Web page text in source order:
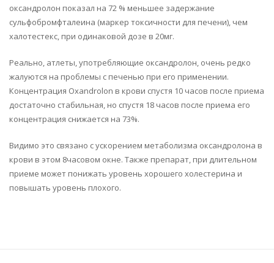
оксандролон показал на 72 % меньшее задержание
сульфобромфталеина (маркер токсичности для печени), чем
халотестекс, при одинаковой дозе в 20мг.
Реально, атлеты, употребляющие оксандролон, очень редко
жалуются на проблемы с печенью при его применении.
Концентрация Oxandrolon в крови спустя 10 часов после приема
достаточно стабильная, но спустя 18 часов после приема его
концентрация снижается на 73%.
Видимо это связано с ускорением метаболизма оксандролона в
крови в этом 8часовом окне. Также препарат, при длительном
приеме может понижать уровень хорошего холестерина и
повышать уровень плохого.